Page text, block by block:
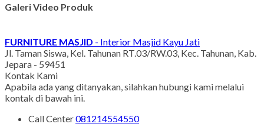
Galeri Video Produk
FURNITURE MASJID - Interior Masjid Kayu Jati
Jl. Taman Siswa, Kel. Tahunan RT.03/RW.03, Kec. Tahunan, Kab.
Jepara - 59451
Kontak Kami
Apabila ada yang ditanyakan, silahkan hubungi kami melalui
kontak di bawah ini.
Call Center081214554550